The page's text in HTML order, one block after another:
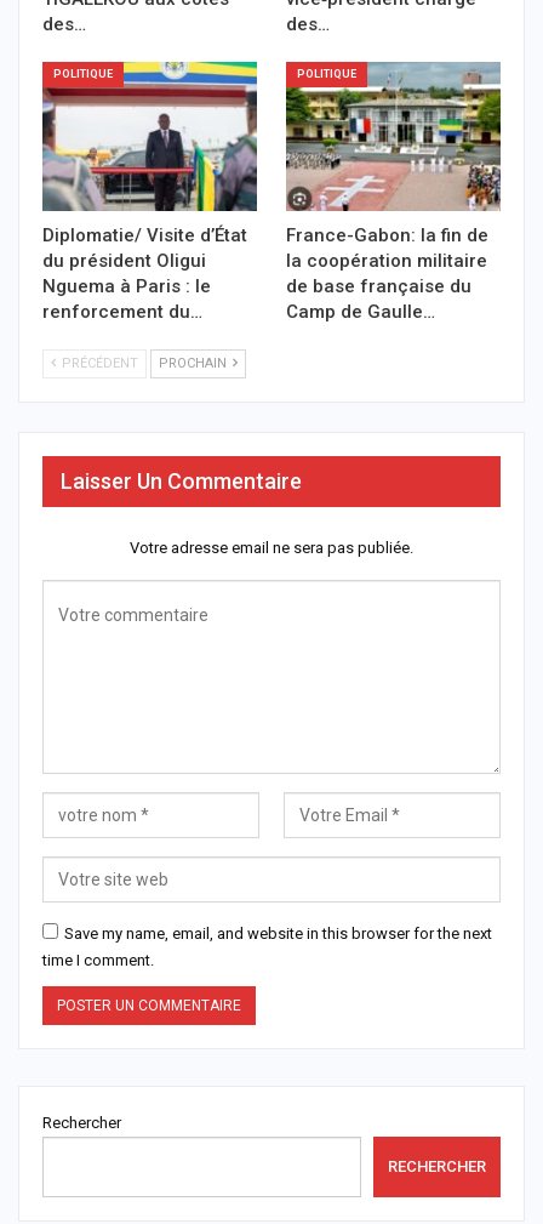
des…
des…
POLITIQUE
Diplomatie/ Visite d’État
du président Oligui
Nguema à Paris : le
renforcement du…
POLITIQUE
France-Gabon: la fin de
la coopération militaire
de base française du
Camp de Gaulle…
PRÉCÉDENT PROCHAIN
Laisser Un Commentaire
Votre adresse email ne sera pas publiée.
Save my name, email, and website in this browser for the next
time I comment.
Rechercher
RECHERCHER